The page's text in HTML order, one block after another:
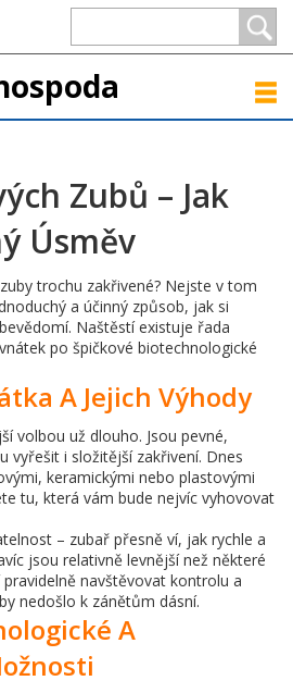
Zubů – Jak
Úsměv
trochu zakřivené? Nejste v tom
a účinný způsob, jak si
Naštěstí existuje řada
po špičkové biotechnologické
A Jejich Výhody
volbou už dlouho. Jsou pevné,
vyřešit i složitější zakřivení. Dnes
keramickými nebo plastovými
tu, která vám bude nejvíc vyhovovat
– zubař přesně ví, jak rychle a
jsou relativně levnější než některé
navštěvovat kontrolu a
nedošlo k zánětům dásní.
A